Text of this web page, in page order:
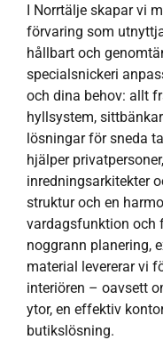
I Norrtälje skapar vi
förvaring som
hållbart och
specialsnickeri
och dina behov: allt
hyllsystem,
lösningar för sneda
hjälper
inredningsarkitekter
struktur och en
vardagsfunktion och
noggrann planering,
material levererar vi
interiören – oavsett
ytor, en effektiv
butikslösning.